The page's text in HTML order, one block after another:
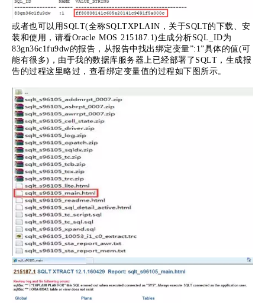
或者也可以用SQLT(全称SQLTXPLAIN，关于SQLT的下载、安
装和使用，请看Oracle MOS 215187.1)生成分析SQL_ID为
83gn36c1fu9dw的报告，从报告中找出绑定变量”:1”具体的值(可
能有很多)，由于我的数据库服务器上已经部署了SQLT，生成报
告的过程这里略过，查看绑定变量值的过程如下图所示。